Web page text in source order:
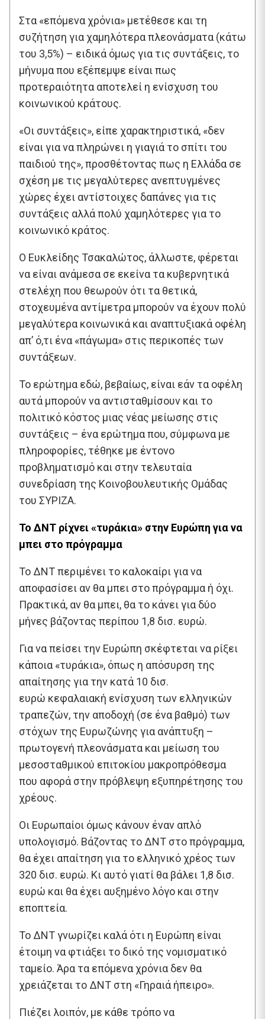
Στα «επόμενα χρόνια» μετέθεσε και τη
συζήτηση για χαμηλότερα πλεονάσματα (κάτω
του 3,5%) – ειδικά όμως για τις συντάξεις, το
μήνυμα που εξέπεμψε είναι πως
προτεραιότητα αποτελεί η ενίσχυση του
κοινωνικού κράτους.
«Οι συντάξεις», είπε χαρακτηριστικά, «δεν
είναι για να πληρώνει η γιαγιά το σπίτι του
παιδιού της», προσθέτοντας πως η Ελλάδα σε
σχέση με τις μεγαλύτερες ανεπτυγμένες
χώρες έχει αντίστοιχες δαπάνες για τις
συντάξεις αλλά πολύ χαμηλότερες για το
κοινωνικό κράτος.
Ο Ευκλείδης Τσακαλώτος, άλλωστε, φέρεται
να είναι ανάμεσα σε εκείνα τα κυβερνητικά
στελέχη που θεωρούν ότι τα θετικά,
στοχευμένα αντίμετρα μπορούν να έχουν πολύ
μεγαλύτερα κοινωνικά και αναπτυξιακά οφέλη
απ’ ό,τι ένα «πάγωμα» στις περικοπές των
συντάξεων.
Το ερώτημα εδώ, βεβαίως, είναι εάν τα οφέλη
αυτά μπορούν να αντισταθμίσουν και το
πολιτικό κόστος μιας νέας μείωσης στις
συντάξεις – ένα ερώτημα που, σύμφωνα με
πληροφορίες, τέθηκε με έντονο
προβληματισμό και στην τελευταία
συνεδρίαση της Κοινοβουλευτικής Ομάδας
του ΣΥΡΙΖΑ.
To ΔΝΤ ρίχνει «τυράκια» στην Ευρώπη για να
μπει στο πρόγραμμα
Το ΔΝΤ περιμένει το καλοκαίρι για να
αποφασίσει αν θα μπει στο πρόγραμμα ή όχι.
Πρακτικά, αν θα μπει, θα το κάνει για δύο
μήνες βάζοντας περίπου 1,8 δισ. ευρώ.
Για να πείσει την Ευρώπη σκέφτεται να ρίξει
κάποια «τυράκια», όπως η απόσυρση της
απαίτησης για την κατά 10 δισ.
ευρώ κεφαλαιακή ενίσχυση των ελληνικών
τραπεζών, την αποδοχή (σε ένα βαθμό) των
στόχων της Ευρωζώνης για ανάπτυξη –
πρωτογενή πλεονάσματα και μείωση του
μεσοσταθμικού επιτοκίου μακροπρόθεσμα
που αφορά στην πρόβλεψη εξυπηρέτησης του
χρέους.
Οι Ευρωπαίοι όμως κάνουν έναν απλό
υπολογισμό. Βάζοντας το ΔΝΤ στο πρόγραμμα,
θα έχει απαίτηση για το ελληνικό χρέος των
320 δισ. ευρώ. Κι αυτό γιατί θα βάλει 1,8 δισ.
ευρώ και θα έχει αυξημένο λόγο και στην
εποπτεία.
Το ΔΝΤ γνωρίζει καλά ότι η Ευρώπη είναι
έτοιμη να φτιάξει το δικό της νομισματικό
ταμείο. Άρα τα επόμενα χρόνια δεν θα
χρειάζεται το ΔΝΤ στη «Γηραιά ήπειρο».
Πιέζει λοιπόν, με κάθε τρόπο να